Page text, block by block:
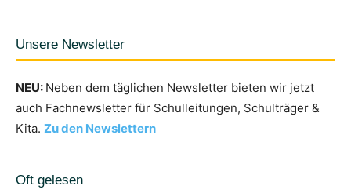
Unsere Newsletter
NEU: Neben dem täglichen Newsletter bieten wir jetzt
auch Fachnewsletter für Schulleitungen, Schulträger &
Kita. Zu den Newslettern
Oft gelesen